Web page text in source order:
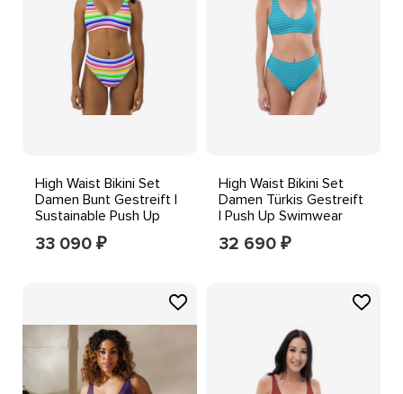
High Waist Bikini Set
Damen Bunt Gestreift |
Sustainable Push Up
Swimwear Beach
33 090 ₽
High Waist Bikini Set
Damen Türkis Gestreift
| Push Up Swimwear
32 690 ₽